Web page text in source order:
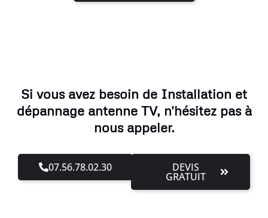
Si vous avez besoin de Installation et
dépannage antenne TV, n'hésitez pas à
nous appeler.
07.56.78.02.30 DEVIS
GRATUIT